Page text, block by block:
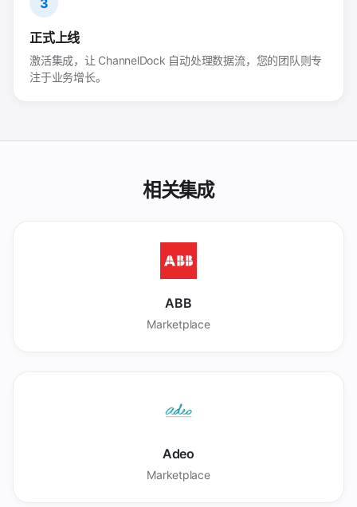
正式上线
激活集成，让 ChannelDock 自动处理数据流，您的团队则专
注于业务增长。
相关集成
ABB
Marketplace
Adeo
Marketplace